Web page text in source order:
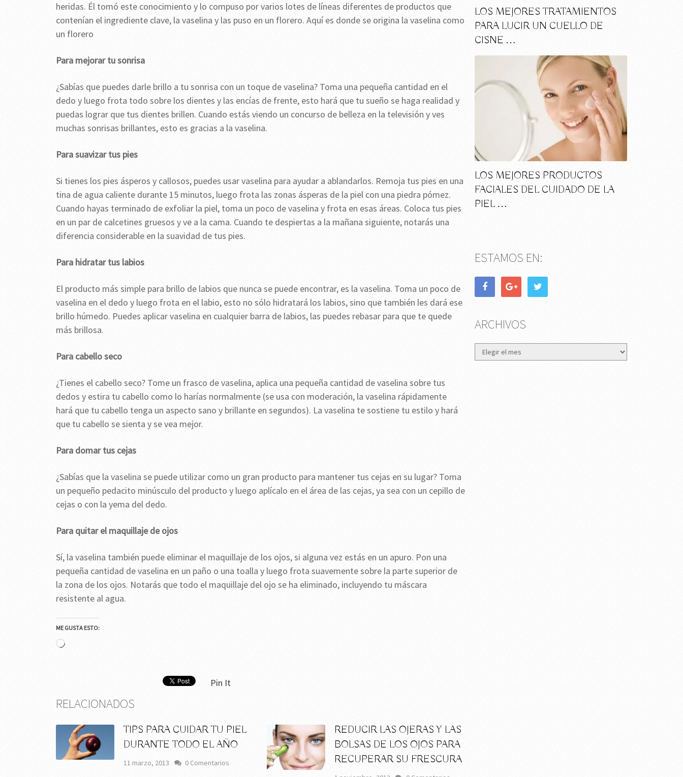
heridas. Él tomó este conocimiento y lo compuso por varios lotes de líneas diferentes de productos que
contenían el ingrediente clave, la vaselina y las puso en un florero. Aquí es donde se origina la vaselina como
un florero
Para mejorar tu sonrisa
¿Sabías que puedes darle brillo a tu sonrisa con un toque de vaselina? Toma una pequeña cantidad en el
dedo y luego frota todo sobre los dientes y las encías de frente, esto hará que tu sueño se haga realidad y
puedas lograr que tus dientes brillen. Cuando estás viendo un concurso de belleza en la televisión y ves
muchas sonrisas brillantes, esto es gracias a la vaselina.
Para suavizar tus pies
Si tienes los pies ásperos y callosos, puedes usar vaselina para ayudar a ablandarlos. Remoja tus pies en una
tina de agua caliente durante 15 minutos, luego frota las zonas ásperas de la piel con una piedra pómez.
Cuando hayas terminado de exfoliar la piel, toma un poco de vaselina y frota en esas áreas. Coloca tus pies
en un par de calcetines gruesos y ve a la cama. Cuando te despiertas a la mañana siguiente, notarás una
diferencia considerable en la suavidad de tus pies.
Para hidratar tus labios
El producto más simple para brillo de labios que nunca se puede encontrar, es la vaselina. Toma un poco de
vaselina en el dedo y luego frota en el labio, esto no sólo hidratará los labios, sino que también les dará ese
brillo húmedo. Puedes aplicar vaselina en cualquier barra de labios, las puedes rebasar para que te quede
más brillosa.
Para cabello seco
¿Tienes el cabello seco? Tome un frasco de vaselina, aplica una pequeña cantidad de vaselina sobre tus
dedos y estira tu cabello como lo harías normalmente (se usa con moderación, la vaselina rápidamente
hará que tu cabello tenga un aspecto sano y brillante en segundos). La vaselina te sostiene tu estilo y hará
que tu cabello se sienta y se vea mejor.
Para domar tus cejas
¿Sabías que la vaselina se puede utilizar como un gran producto para mantener tus cejas en su lugar? Toma
un pequeño pedacito minúsculo del producto y luego aplícalo en el área de las cejas, ya sea con un cepillo de
cejas o con la yema del dedo.
Para quitar el maquillaje de ojos
Sí, la vaselina también puede eliminar el maquillaje de los ojos, si alguna vez estás en un apuro. Pon una
pequeña cantidad de vaselina en un paño o una toalla y luego frota suavemente sobre la parte superior de
la zona de los ojos. Notarás que todo el maquillaje del ojo se ha eliminado, incluyendo tu máscara
resistente al agua.
ME GUSTA ESTO:
Cargando...
Pin It
RELACIONADOS
TIPS PARA CUIDAR TU PIEL
DURANTE TODO EL AÑO
11 marzo, 2013 0 Comentarios
REDUCIR LAS OJERAS Y LAS
BOLSAS DE LOS OJOS PARA
RECUPERAR SU FRESCURA
LOS MEJORES TRATAMIENTOS
PARA LUCIR UN CUELLO DE
CISNE …
LOS MEJORES PRODUCTOS
FACIALES DEL CUIDADO DE LA
PIEL …
ESTAMOS EN:
ARCHIVOS
Archivos